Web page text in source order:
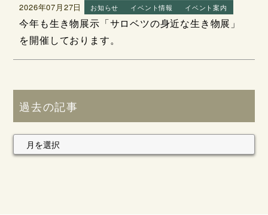
2026年07月27日 お知らせ イベント情報 イベント案内
今年も生き物展示「サロベツの身近な生き物展」
を開催しております。
過去の記事